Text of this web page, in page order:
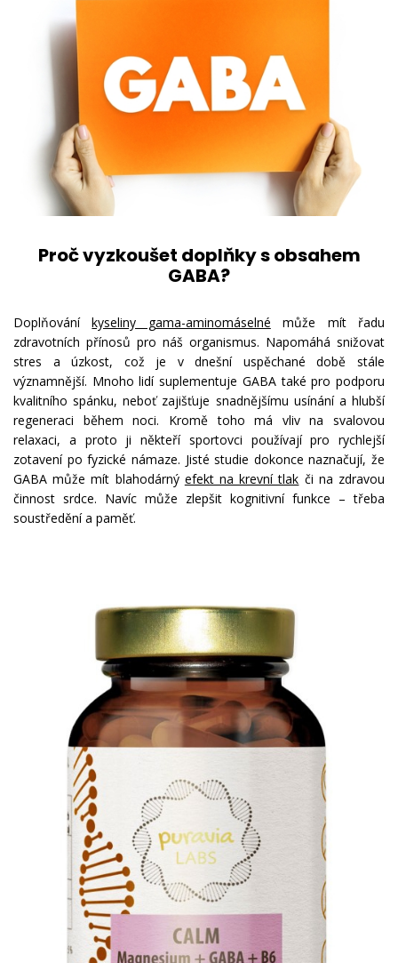
Proč vyzkoušet doplňky s obsahem
GABA?
Doplňováníkyseliny gama-aminomáselné může mít řadu
zdravotních přínosů pro náš organismus. Napomáhá snižovat
stres a úzkost, což je v dnešní uspěchané době stále
významnější. Mnoho lidí suplementuje GABA také pro podporu
kvalitního spánku, neboť zajišťuje snadnějšímu usínání a hlubší
regeneraci během noci. Kromě toho má vliv na svalovou
relaxaci, a proto ji někteří sportovci používají pro rychlejší
zotavení po fyzické námaze. Jisté studie dokonce naznačují, že
GABA může mít blahodárný efekt na krevní tlak či na zdravou
činnost srdce. Navíc může zlepšit kognitivní funkce – třeba
soustředění a paměť.